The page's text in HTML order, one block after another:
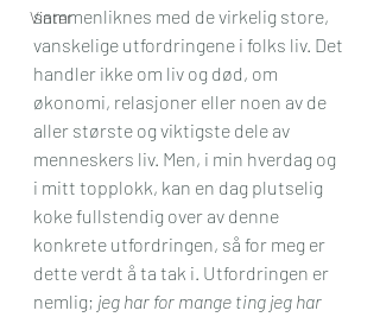
Vinter
sammenliknes med de virkelig store,
vanskelige utfordringene i folks liv. Det
handler ikke om liv og død, om
økonomi, relasjoner eller noen av de
aller største og viktigste dele av
menneskers liv. Men, i min hverdag og
i mitt topplokk, kan en dag plutselig
koke fullstendig over av denne
konkrete utfordringen, så for meg er
dette verdt å ta tak i. Utfordringen er
nemlig; jeg har for mange ting jeg har